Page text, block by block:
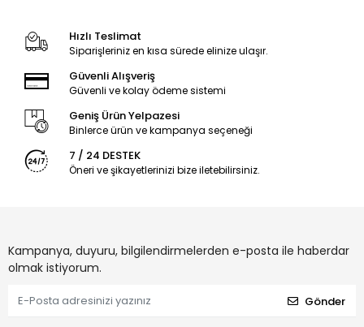
Hızlı Teslimat
Siparişleriniz en kısa sürede elinize ulaşır.
Güvenli Alışveriş
Güvenli ve kolay ödeme sistemi
Geniş Ürün Yelpazesi
Binlerce ürün ve kampanya seçeneği
7 / 24 DESTEK
Öneri ve şikayetlerinizi bize iletebilirsiniz.
Kampanya, duyuru, bilgilendirmelerden e-posta ile haberdar
olmak istiyorum.
Gönder